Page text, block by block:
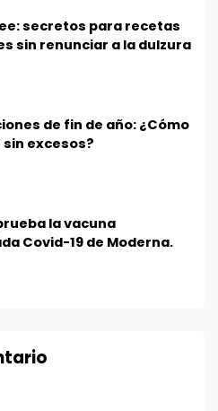
secretos para recetas
sin renunciar a la dulzura
de fin de año: ¿Cómo
excesos?
la vacuna
Covid-19 de Moderna.